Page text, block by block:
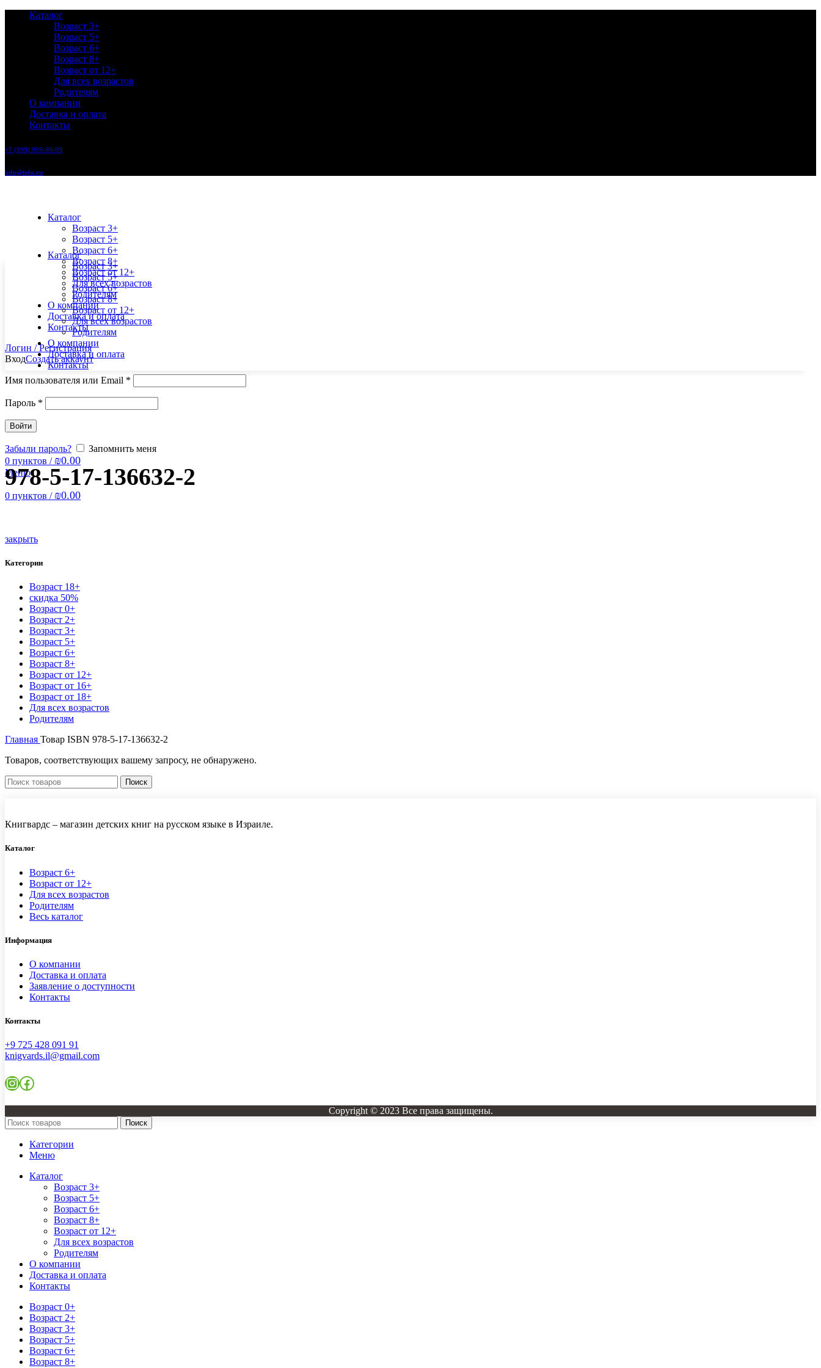
Каталог
Возраст 3+
Возраст 5+
Возраст 6+
Возраст 8+
Возраст от 12+
Для всех возрастов
Родителям
О компании
Доставка и оплата
Контакты
+7 (999) 999-99-99
info@info.ru
Каталог
Возраст 3+
Возраст 5+
Возраст 6+
Возраст 8+
Возраст от 12+
Для всех возрастов
Родителям
О компании
Доставка и оплата
Контакты
Логин / Регистрация
ВходСоздать аккаунт
Имя пользователя или Email *
Пароль *
Войти
Забыли пароль?
Запомнить меня
0 пунктов / ₪0.00
Меню
0 пунктов / ₪0.00
Каталог
Возраст 3+
Возраст 5+
Возраст 6+
Возраст 8+
Возраст от 12+
Для всех возрастов
Родителям
О компании
Доставка и оплата
Контакты
978-5-17-136632-2
закрыть
Категории
Возраст 18+
скидка 50%
Возраст 0+
Возраст 2+
Возраст 3+
Возраст 5+
Возраст 6+
Возраст 8+
Возраст от 12+
Возраст от 16+
Возраст от 18+
Для всех возрастов
Родителям
Главная Товар ISBN 978-5-17-136632-2
Товаров, соответствующих вашему запросу, не обнаружено.
Поиск
Книгвардс – магазин детских книг на русском языке в Израиле.
Каталог
Возраст 6+
Возраст от 12+
Для всех возрастов
Родителям
Весь каталог
Информация
О компании
Доставка и оплата
Заявление о доступности
Контакты
Контакты
+9 725 428 091 91
knigvards.il@gmail.com
Instagram
Facebook
Copyright © 2023 Все права защищены.
Поиск
Категории
Меню
Каталог
Возраст 3+
Возраст 5+
Возраст 6+
Возраст 8+
Возраст от 12+
Для всех возрастов
Родителям
О компании
Доставка и оплата
Контакты
Возраст 0+
Возраст 2+
Возраст 3+
Возраст 5+
Возраст 6+
Возраст 8+